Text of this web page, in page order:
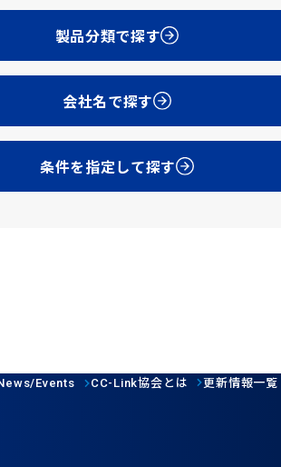
製品分類で探す
会社名で探す
条件を指定して探す
Events CC-Link協会とは 更新情報一覧